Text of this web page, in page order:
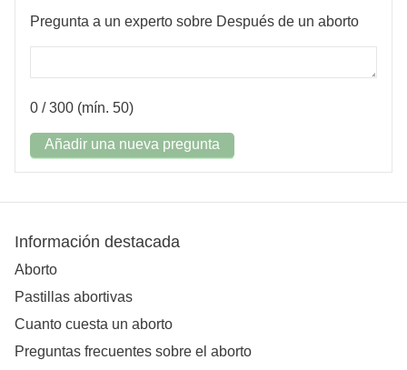
Pregunta a un experto sobre Después de un aborto
0 / 300 (mín. 50)
Añadir una nueva pregunta
Información destacada
Aborto
Pastillas abortivas
Cuanto cuesta un aborto
Preguntas frecuentes sobre el aborto